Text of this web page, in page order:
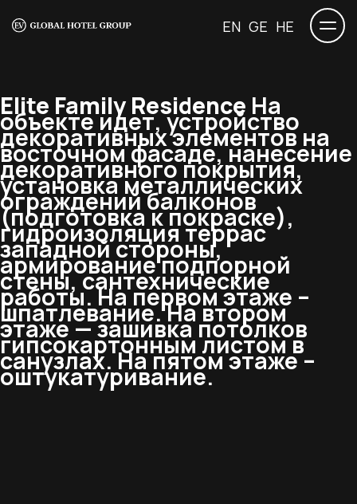
EN GE HE
Elite Family Residence На
объекте идет, устройство
декоративных элементов на
восточном фасаде, нанесение
декоративного покрытия,
установка металлических
ограждений балконов
(подготовка к покраске),
гидроизоляция террас
западной стороны,
армирование подпорной
стены, сантехнические
работы. На первом этаже –
шпатлевание. На втором
этаже — зашивка потолков
гипсокартонным листом в
санузлах. На пятом этаже –
оштукатуривание.